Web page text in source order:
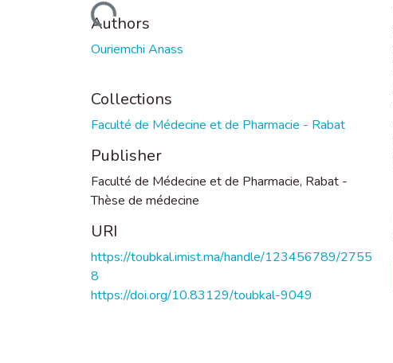
Loading...
Authors
Ouriemchi Anass
Collections
Faculté de Médecine et de Pharmacie - Rabat
Publisher
Faculté de Médecine et de Pharmacie, Rabat -
Thèse de médecine
URI
https://toubkal.imist.ma/handle/123456789/2755
8
https://doi.org/10.83129/toubkal-9049